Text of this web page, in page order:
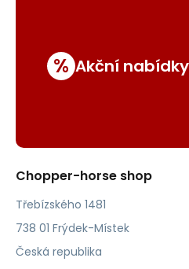
% Akční
Chopper-horse shop
Třebízského 1481
738 01 Frýdek-Místek
Česká republika